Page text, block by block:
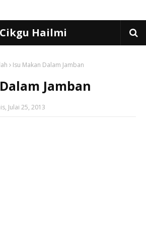
Cikgu Hailmi
Isu Makan Dalam Jamban
Jamban
Julai 25, 2013